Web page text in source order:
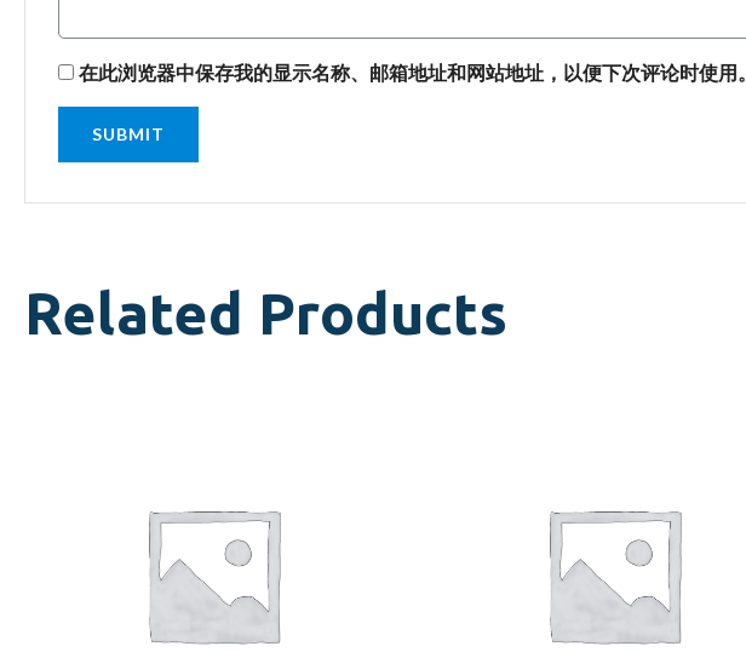
在此浏览器中保存我的显示名称、邮箱地址和网站地址，以便下次评论时使用。
Related Products